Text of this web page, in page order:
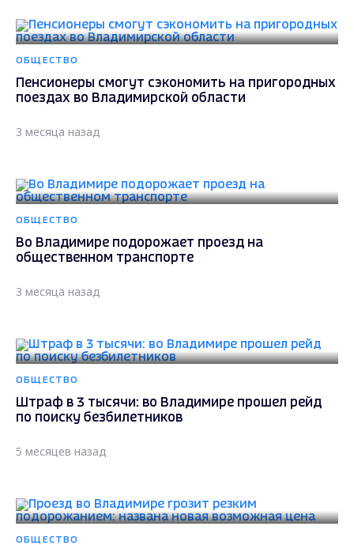
ОБЩЕСТВО
Пенсионеры смогут сэкономить на пригородных
поездах во Владимирской области
3 месяца назад
ОБЩЕСТВО
Во Владимире подорожает проезд на
общественном транспорте
3 месяца назад
ОБЩЕСТВО
Штраф в 3 тысячи: во Владимире прошел рейд
по поиску безбилетников
5 месяцев назад
ОБЩЕСТВО